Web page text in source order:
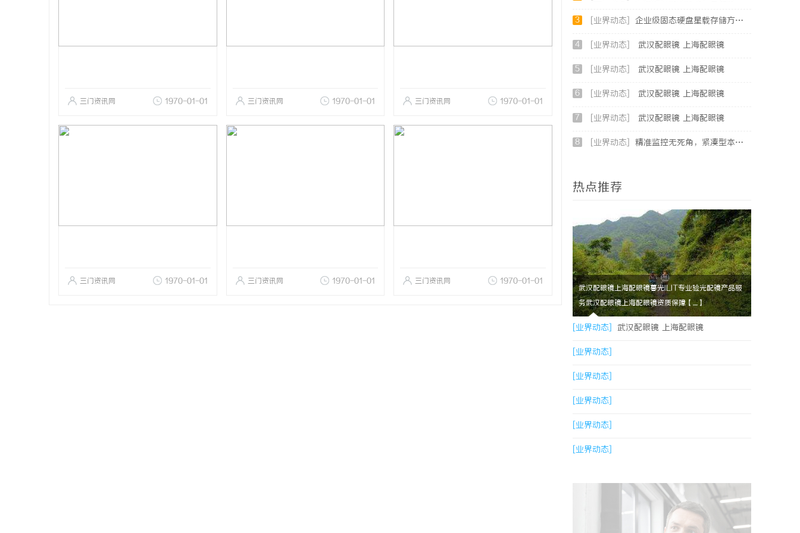
三门资讯网 1970-01-01 三门资讯网 1970-01-01 三门资讯网 1970-01-01
三门资讯网 1970-01-01 三门资讯网 1970-01-01 三门资讯网 1970-01-01
3 [业界动态] 企业级固态硬盘星载存储方案选购指南
4 [业界动态] 武汉配眼镜 上海配眼镜
5 [业界动态] 武汉配眼镜 上海配眼镜
6 [业界动态] 武汉配眼镜 上海配眼镜
7 [业界动态] 武汉配眼镜 上海配眼镜
8 [业界动态] 精准监控无死角，紧凑型本安球机赋能安全管理
热点推荐
武汉配眼镜上海配眼镜暮光ILIT专业验光配镜产品服
务武汉配眼镜上海配眼镜资质保障【....】
[业界动态] 武汉配眼镜 上海配眼镜
[业界动态]
[业界动态]
[业界动态]
[业界动态]
[业界动态]